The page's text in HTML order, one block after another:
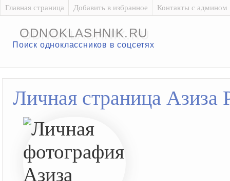
Главная страница Добавить в избранное Контакты с админом
ODNOKLASHNIK.RU
Поиск одноклассников в соцсетях
Личная страница Азиза